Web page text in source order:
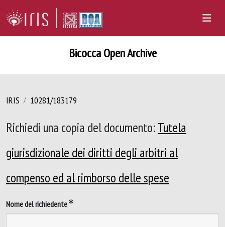
Bicocca Open Archive
IRIS 10281/183179
Richiedi una copia del documento:Tutela
giurisdizionale dei diritti degli arbitri al
compenso ed al rimborso delle spese
Nome del richiedente